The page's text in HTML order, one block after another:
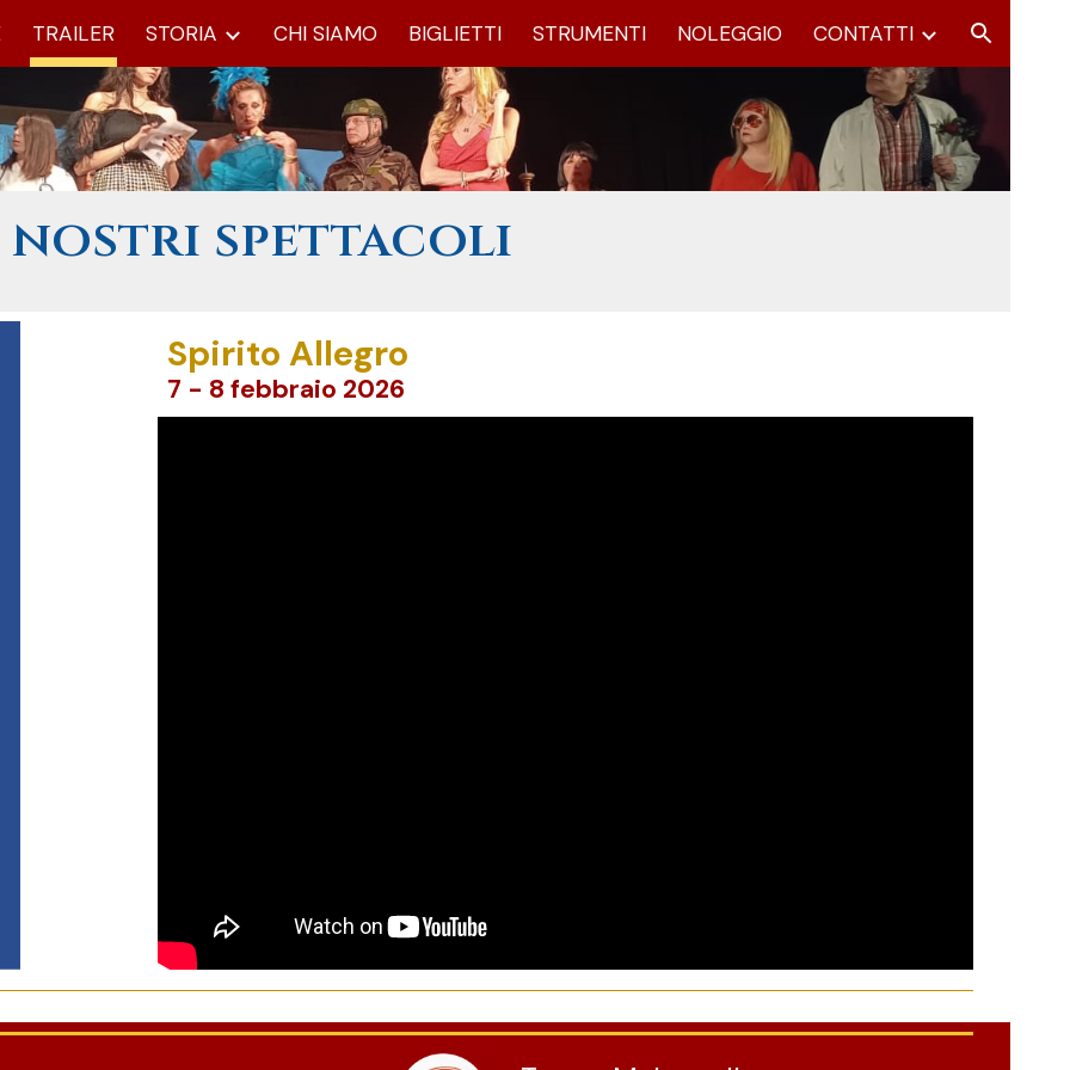
to main content Skip to navigation
TRAILER STORIA CHI SIAMO BIGLIETTI STRUMENTI NOLEGGIO CONTATTI
nostri spettacoli
Spirito Allegro
7 - 8 febbraio 2026